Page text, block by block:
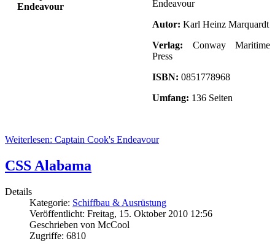
Endeavour
Autor: Karl Heinz Marquardt
Verlag: Conway Maritime
Press
ISBN: 0851778968
Umfang: 136 Seiten
Weiterlesen: Captain Cook's Endeavour
CSS Alabama
Details
Kategorie: Schiffbau & Ausrüstung
Veröffentlicht: Freitag, 15. Oktober 2010 12:56
Geschrieben von McCool
Zugriffe: 6810